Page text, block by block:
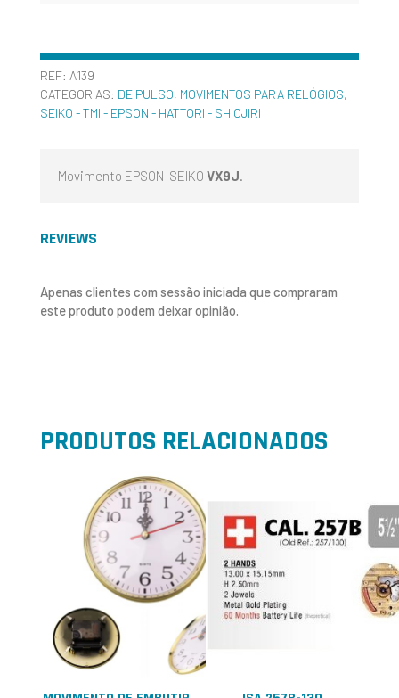
REF: A139
CATEGORIAS: DE PULSO, MOVIMENTOS PARA RELÓGIOS,
SEIKO - TMI - EPSON - HATTORI - SHIOJIRI
Movimento EPSON-SEIKO VX9J.
REVIEWS
Apenas clientes com sessão iniciada que compraram
este produto podem deixar opinião.
PRODUTOS RELACIONADOS